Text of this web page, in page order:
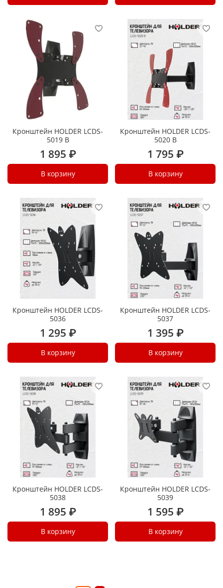
Кронштейн HOLDER LCDS-
5019 B
1 895 ₽
В корзину
Кронштейн HOLDER LCDS-
5020 B
1 795 ₽
В корзину
Кронштейн HOLDER LCDS-
5036
1 295 ₽
В корзину
Кронштейн HOLDER LCDS-
5037
1 395 ₽
В корзину
Кронштейн HOLDER LCDS-
5038
1 895 ₽
В корзину
Кронштейн HOLDER LCDS-
5039
1 595 ₽
В корзину